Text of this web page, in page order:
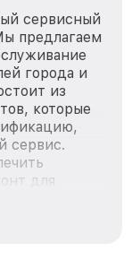
сервисный
предлагаем
города и
из
которые
сервис.
для
Miele, вне
Мы